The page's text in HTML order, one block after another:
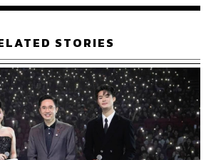
มมาตรา 4 ของรัฐธรรมนูญแห่งราช
บรองสิทธินี้ไว้ แต่สิทธิเสรีภาพในการ
ไลน์ของผู้ฟ้องคดีจะต้องอยู่ภายใต้
อบังคับของทางราชการ หากผู้ฟ้องคดี
มออนไลน์โดยไม่ได้อยู่ภายใต้ขอบเขต
ข้อบังคับของทางราชการ ผู้ฟ้องคดีย่อม
ตามที่รัฐธรรมนูญรับรองสิทธิและ
STORIES